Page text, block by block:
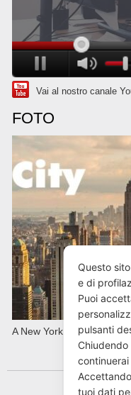
Vai al nostro canale
FOTO
A New York con AVIS in
Questo
e di
Puoi
pulsanti
tuoi dati